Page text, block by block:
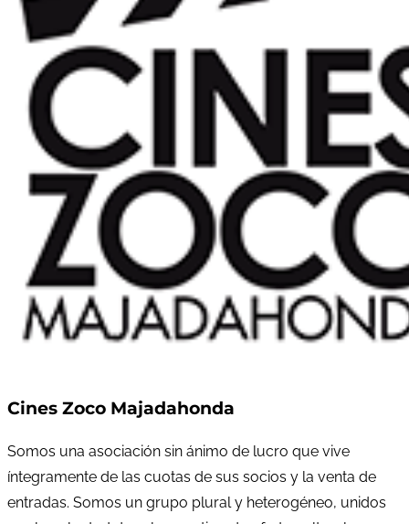
Cines Zoco Majadahonda
Somos una asociación sin ánimo de lucro que vive
íntegramente de las cuotas de sus socios y la venta de
entradas. Somos un grupo plural y heterogéneo, unidos